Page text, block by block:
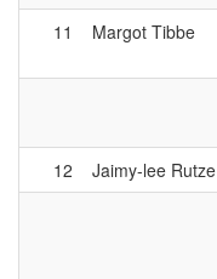
11
Margot Tibbe
12
Jaimy-lee Rutze